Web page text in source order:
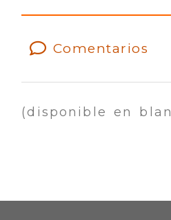
Comentarios
(disponible en